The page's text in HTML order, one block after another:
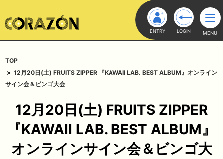
ENTRY LOGIN MENU
TOP
12月20日(土) FRUITS ZIPPER 『KAWAII LAB. BEST ALBUM』オンライン
サイン会＆ビンゴ大会
12月20日(土) FRUITS ZIPPER
『KAWAII LAB. BEST ALBUM』
オンラインサイン会＆ビンゴ大